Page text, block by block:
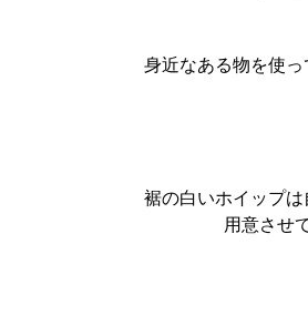
身近なある物を使
裾の白いホイップ
用意させ